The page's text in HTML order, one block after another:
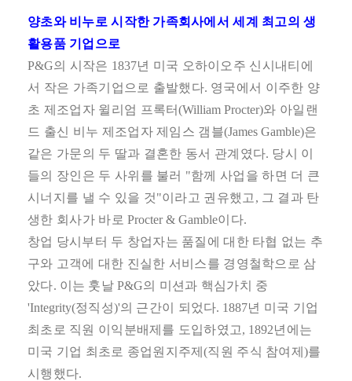
양초와 비누로 시작한 가족회사에서 세계 최고의 생
활용품 기업으로
P&G의 시작은 1837년 미국 오하이오주 신시내티에
서 작은 가족기업으로 출발했다. 영국에서 이주한 양
초 제조업자 윌리엄 프록터(William Procter)와 아일랜
드 출신 비누 제조업자 제임스 갬블(James Gamble)은
같은 가문의 두 딸과 결혼한 동서 관계였다. 당시 이
들의 장인은 두 사위를 불러 "함께 사업을 하면 더 큰
시너지를 낼 수 있을 것"이라고 권유했고 , 그 결과 탄
생한 회사가 바로Procter & Gamble이다.
창업 당시부터 두 창업자는 품질에 대한 타협 없는 추
구와 고객에 대한 진실한 서비스를 경영철학으로 삼
았다. 이는 훗날P&G의 미션과 핵심가치 중
'Integrity(정직성)'의 근간이 되었다. 1887년 미국 기업
최초로 직원 이익분배제를 도입하였고, 1892년에는
미국 기업 최초로 종업원지주제(직원 주식 참여제)를
시행했다.